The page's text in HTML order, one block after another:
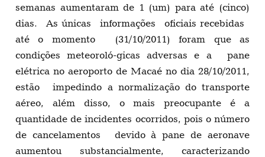
semanas aumentaram de 1 (um) para até (cinco)
dias. As únicas informações oficiais recebidas
até o momento (31/10/2011) foram que as
condições meteoroló-gicas adversas e a pane
elétrica no aeroporto de Macaé no dia 28/10/2011,
estão impedindo a normalização do transporte
aéreo, além disso, o mais preocupante é a
quantidade de incidentes ocorridos, pois o número
de cancelamentos devido à pane de aeronave
aumentou substancialmente, caracterizando